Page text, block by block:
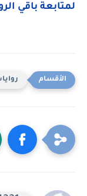
لمتابعة باقي